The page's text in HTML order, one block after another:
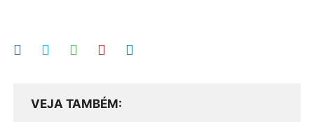
VEJA TAMBÉM